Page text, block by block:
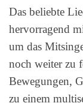
Das beliebte
hervorragend
um das
noch weiter zu
Bewegungen,
zu einem